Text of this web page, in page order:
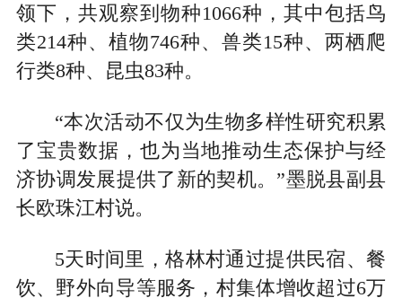
领下，共观察到物种1066种，其中包括鸟
类214种、植物746种、兽类15种、两栖爬
行类8种、昆虫83种。
“本次活动不仅为生物多样性研究积累
了宝贵数据，也为当地推动生态保护与经
济协调发展提供了新的契机。”墨脱县副县
长欧珠江村说。
5天时间里，格林村通过提供民宿、餐
饮、野外向导等服务，村集体增收超过6万